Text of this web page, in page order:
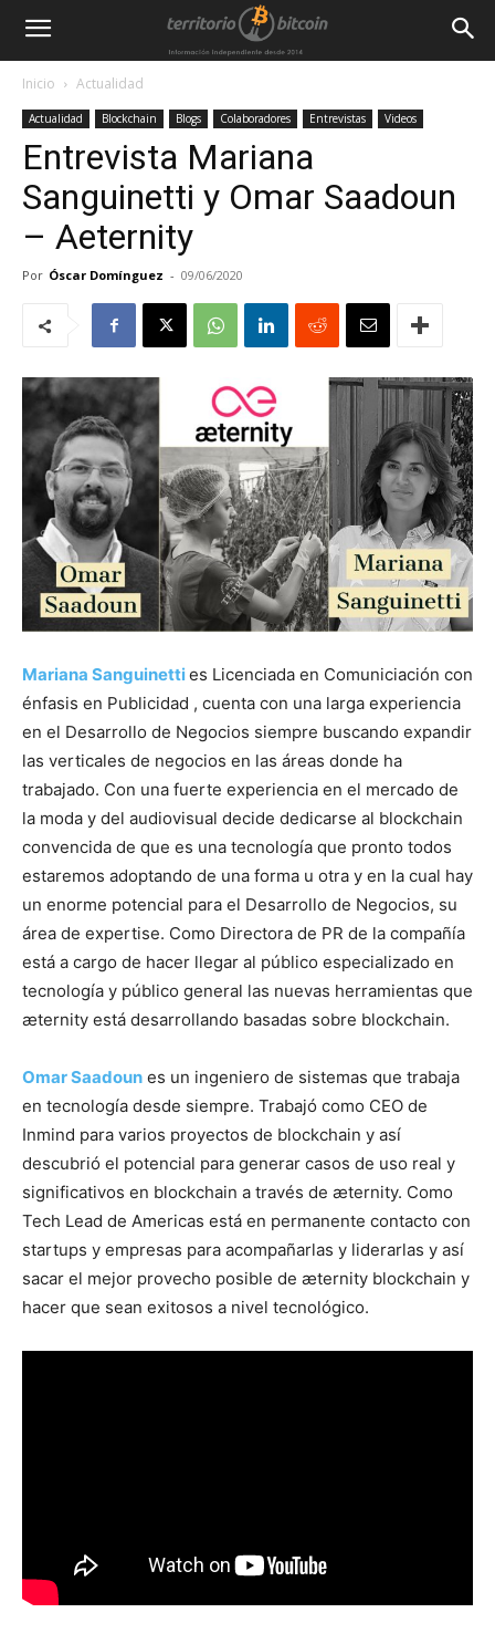
Inicio Actualidad
Actualidad Blockchain Blogs Colaboradores Entrevistas Videos
Entrevista Mariana
Sanguinetti y Omar Saadoun
– Aeternity
Por Óscar Domínguez - 09/06/2020
Mariana Sanguinetties Licenciada en Comuniciación con
énfasis en Publicidad , cuenta con una larga experiencia
en el Desarrollo de Negocios siempre buscando expandir
las verticales de negocios en las áreas donde ha
trabajado. Con una fuerte experiencia en el mercado de
la moda y del audiovisual decide dedicarse al blockchain
convencida de que es una tecnología que pronto todos
estaremos adoptando de una forma u otra y en la cual hay
un enorme potencial para el Desarrollo de Negocios, su
área de expertise. Como Directora de PR de la compañía
está a cargo de hacer llegar al público especializado en
tecnología y público general las nuevas herramientas que
æternity está desarrollando basadas sobre blockchain.
Omar Saadoun es un ingeniero de sistemas que trabaja
en tecnología desde siempre. Trabajó como CEO de
Inmind para varios proyectos de blockchain y así
descubrió el potencial para generar casos de uso real y
significativos en blockchain a través de æternity. Como
Tech Lead de Americas está en permanente contacto con
startups y empresas para acompañarlas y liderarlas y así
sacar el mejor provecho posible de æternity blockchain y
hacer que sean exitosos a nivel tecnológico.